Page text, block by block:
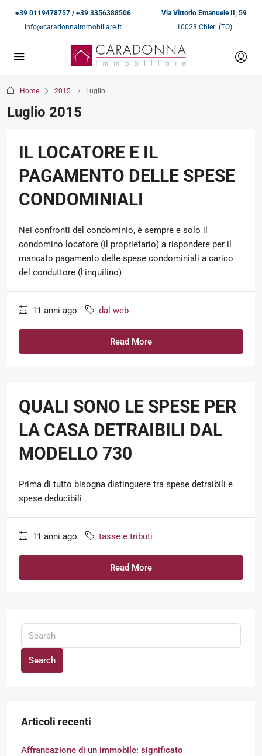
+39 0119478757 / +39 3356388506
info@caradonnaimmobiliare.it
Via Vittorio Emanuele II, 59
10023 Chieri (TO)
Home 2015 Luglio
Luglio 2015
IL LOCATORE E IL
PAGAMENTO DELLE SPESE
CONDOMINIALI
Nei confronti del condominio, è sempre e solo il
condomino locatore (il proprietario) a rispondere per il
mancato pagamento delle spese condominiali a carico
del conduttore (l'inquilino)
11 anni ago dal web
Read More
QUALI SONO LE SPESE PER
LA CASA DETRAIBILI DAL
MODELLO 730
Prima di tutto bisogna distinguere tra spese detraibili e
spese deducibili
11 anni ago tasse e tributi
Read More
Search
Articoli recenti
Affrancazione di un immobile: significato